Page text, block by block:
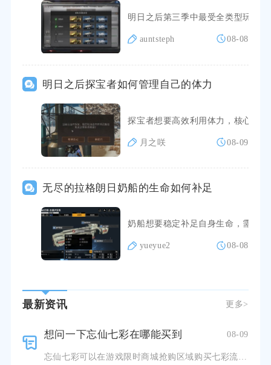
明日之后第三季中最受全类型玩家
auntsteph 08-08
明日之后探宝者如何管理自己的体力
探宝者想要高效利用体力，核心思
月之咲 08-09
无尽的拉格朗日奶船的生命如何补足
奶船想要稳定补足自身生命，需要
yueyue2 08-08
最新资讯 更多>
想问一下忘仙七彩在哪能买到 08-09